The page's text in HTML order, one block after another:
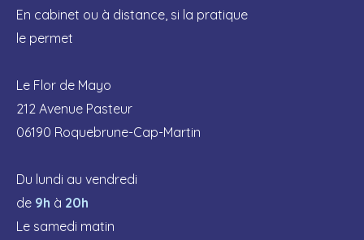
En cabinet ou à distance, si la pratique
le permet
Le Flor de Mayo
212 Avenue Pasteur
06190 Roquebrune-Cap-Martin
Du lundi au vendredi
de 9h à 20h
Le samedi matin